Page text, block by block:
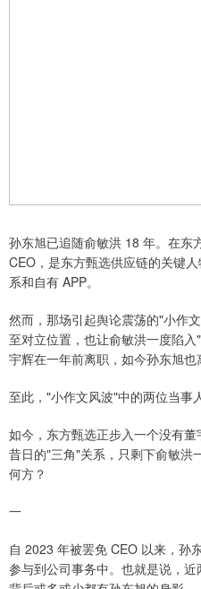
孙东旭已追随俞敏洪 18 年。在东
CEO，是东方甄选供应链的关键
系和自有 APP。
然而，那场引起舆论震荡的"小作
至对立位置，也让俞敏洪一度陷
宇辉在一年前离职，如今孙东旭也
至此，"小作文风波"中的两位当事
如今，东方甄选正步入一个没有
昔日的"三角"关系，只剩下俞敏洪
何方？
一
自 2023 年被罢免 CEO 以来，孙
参与到公司事务中。也就是说，